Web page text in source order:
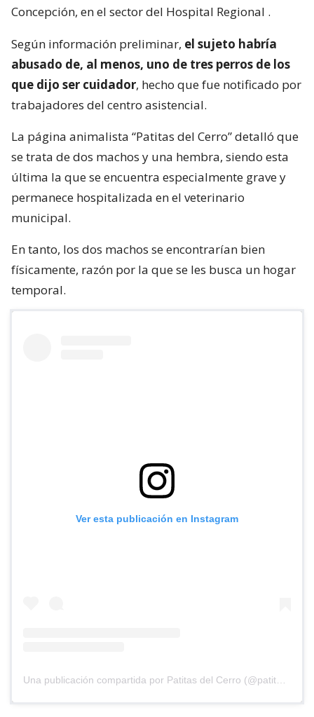
Concepción, en el sector del Hospital Regional .
Según información preliminar, el sujeto habría
abusado de, al menos, uno de tres perros de los
que dijo ser cuidador, hecho que fue notificado por
trabajadores del centro asistencial.
La página animalista “Patitas del Cerro” detalló que
se trata de dos machos y una hembra, siendo esta
última la que se encuentra especialmente grave y
permanece hospitalizada en el veterinario
municipal.
En tanto, los dos machos se encontrarían bien
físicamente, razón por la que se les busca un hogar
temporal.
Ver esta publicación en Instagram